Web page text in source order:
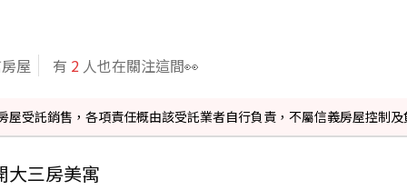
屋 有 2 人也在關注這間👀
受託銷售，各項責任概由該受託業者自行負責，不屬信義房屋控制及
大三房美寓